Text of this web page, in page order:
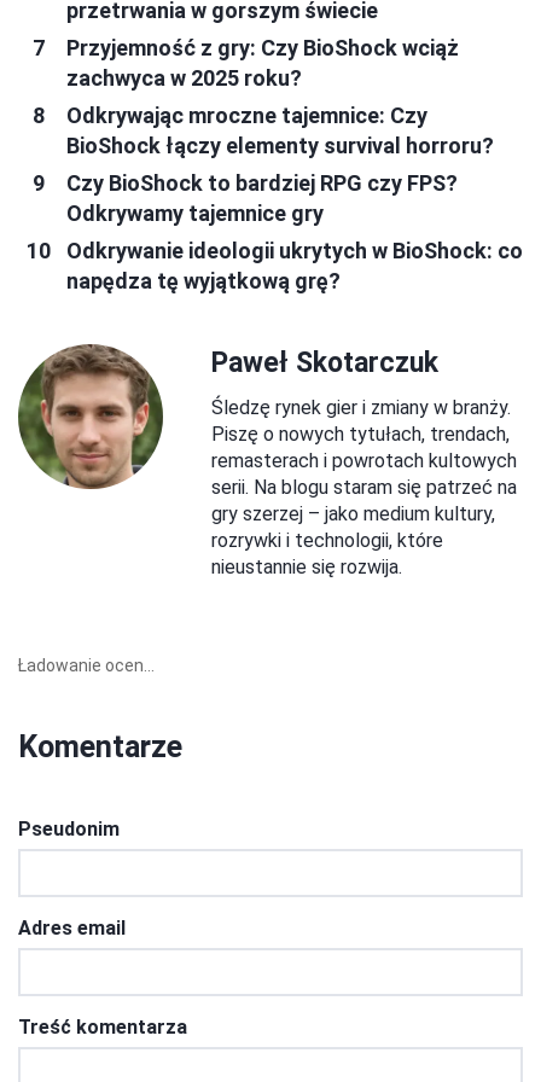
przetrwania w gorszym świecie
Przyjemność z gry: Czy BioShock wciąż
zachwyca w 2025 roku?
Odkrywając mroczne tajemnice: Czy
BioShock łączy elementy survival horroru?
Czy BioShock to bardziej RPG czy FPS?
Odkrywamy tajemnice gry
Odkrywanie ideologii ukrytych w BioShock: co
napędza tę wyjątkową grę?
Paweł Skotarczuk
Śledzę rynek gier i zmiany w branży.
Piszę o nowych tytułach, trendach,
remasterach i powrotach kultowych
serii. Na blogu staram się patrzeć na
gry szerzej – jako medium kultury,
rozrywki i technologii, które
nieustannie się rozwija.
Ładowanie ocen...
Komentarze
Pseudonim
Adres email
Treść komentarza